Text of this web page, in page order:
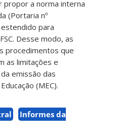
propor a norma interna
(Portaria nº
para
Desse modo, as
procedimentos que
as limitações e
emissão das
(MEC).
Informes da